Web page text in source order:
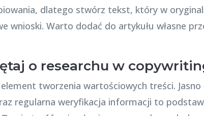
dlatego stwórz tekst, który w
wnioski. Warto dodać do artykułu własne
o researchu w
tworzenia wartościowych treści. Jasno
regularna weryfikacja informacji to